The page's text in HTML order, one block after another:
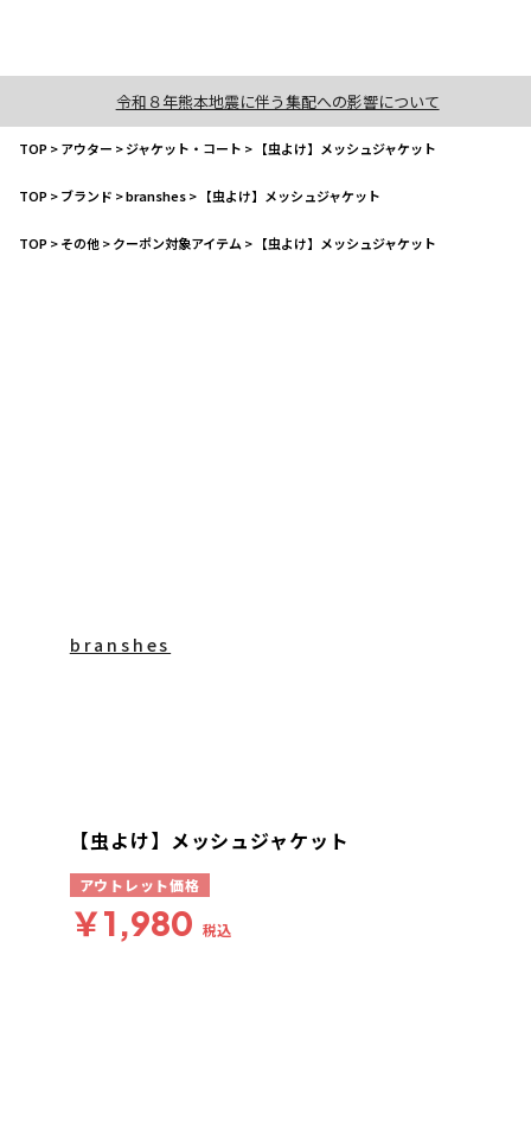
令和８年熊本地震に伴う集配への影響について
TOP>アウター >ジャケット・コート > 【虫よけ】メッシュジャケット
TOP>ブランド >branshes> 【虫よけ】メッシュジャケット
TOP>その他>クーポン対象アイテム > 【虫よけ】メッシュジャケット
branshes
【虫よけ】メッシュジャケット
アウトレット価格
￥1,980 税込